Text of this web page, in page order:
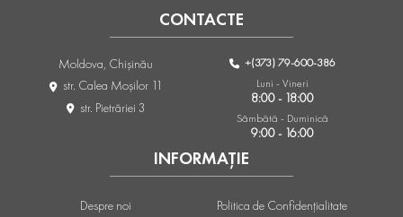
INFORMAȚIE
Despre noi
Politica de Confidențialitate
CONTACTE
Moldova, Chişinău
str. Calea Moşilor 11
str. Pietrăriei 3
+(373) 79-600-386
Luni - Vineri
8:00 - 18:00
Sâmbătă - Duminică
9:00 - 16:00